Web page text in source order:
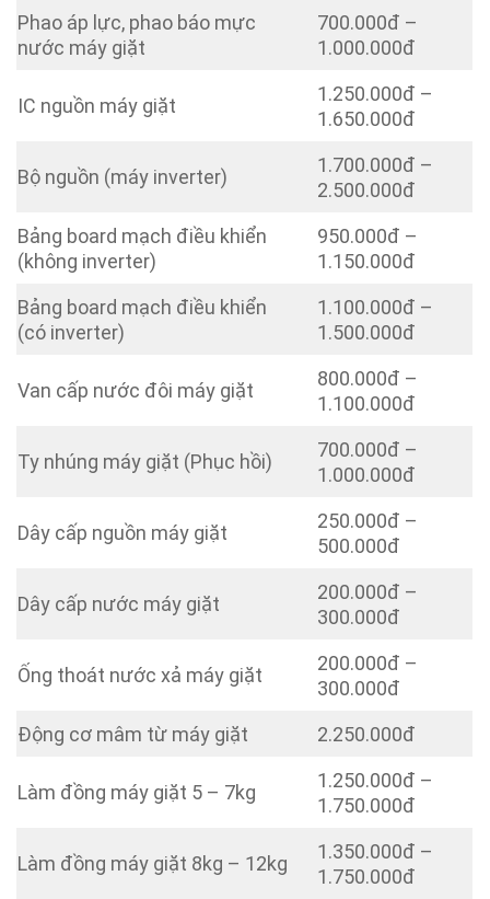
Phao áp lực, phao báo mực
nước máy giặt
700.000đ –
1.000.000đ
IC nguồn máy giặt
1.250.000đ –
1.650.000đ
Bộ nguồn (máy inverter)
1.700.000đ –
2.500.000đ
Bảng board mạch điều khiển
(không inverter)
950.000đ –
1.150.000đ
Bảng board mạch điều khiển
(có inverter)
1.100.000đ –
1.500.000đ
Van cấp nước đôi máy giặt
800.000đ –
1.100.000đ
Ty nhúng máy giặt (Phục hồi)
700.000đ –
1.000.000đ
Dây cấp nguồn máy giặt
250.000đ –
500.000đ
Dây cấp nước máy giặt
200.000đ –
300.000đ
Ống thoát nước xả máy giặt
200.000đ –
300.000đ
Động cơ mâm từ máy giặt
2.250.000đ
Làm đồng máy giặt 5 – 7kg
1.250.000đ –
1.750.000đ
Làm đồng máy giặt 8kg – 12kg
1.350.000đ –
1.750.000đ